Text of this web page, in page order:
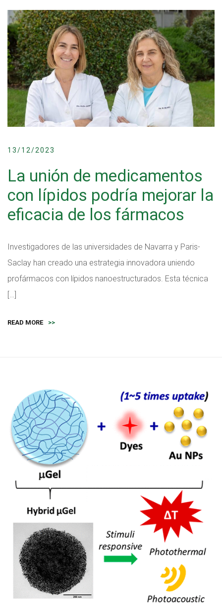
13/12/2023
La unión de medicamentos
con lípidos podría mejorar la
eficacia de los fármacos
Investigadores de las universidades de Navarra y Paris-
Saclay han creado una estrategia innovadora uniendo
profármacos con lípidos nanoestructurados. Esta técnica
[…]
READ MORE >>